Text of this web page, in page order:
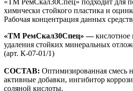
«ТМ РемСкал30Спец» подходит для
химически стойкого пластика и
Рабочая концентрация данных
«ТМ РемСкал30Спец» —кислотное
удаления стойких минеральных
(арт. К-07-01/1)
СОСТАВ: Оптимизированная
активные добавки, ингибитор
соляной кислоты.